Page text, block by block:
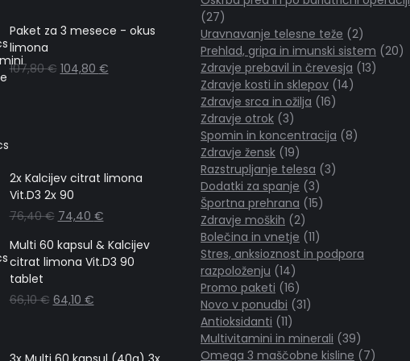
Paket za 3 mesece - okus
limona
107,80€ 104,80 €
2x Kalcijev citrat limona
Vit.D3 2x 90
76,40€ 74,40 €
Multi 60 kapsul & Kalcijev
citrat limona Vit.D3 90
tablet
66,10€ 64,10 €
2727
izdelkov
Uravnavanje telesne teže 22
izdelka
Prehlad, gripa in imunski sistem 2020
Zdravje prebavil in črevesja 1313
Zdravje kosti in sklepov 1414
Zdravje srca in ožilja 1616
Zdravje otrok 33
izdelki
Spomin in koncentracija 88
Zdravje žensk 1919
izdelkov
Razstrupljanje telesa 33
Dodatki za spanje 33
izdelki
Športna prehrana 1515
Zdravje moških 22
izdelka
Bolečina in vnetje 1111
izdelkov
Stres, anksioznost in podpora
razpoloženju 1414
izdelkov
Promo paketi 1616
izdelkov
Novo v ponudbi 3131
Antioksidanti 1111
izdelkov
Multivitamini in minerali 3939
izdelkov
Omega 3 maščobne kisline 77